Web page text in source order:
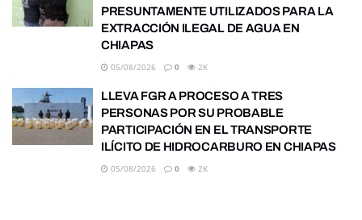
PRESUNTAMENTE UTILIZADOS PARA LA
EXTRACCIÓN ILEGAL DE AGUA EN
CHIAPAS
05/08/2026 0 2K
LLEVA FGR A PROCESO A TRES
PERSONAS POR SU PROBABLE
PARTICIPACIÓN EN EL TRANSPORTE
ILÍCITO DE HIDROCARBURO EN CHIAPAS
05/08/2026 0 2K